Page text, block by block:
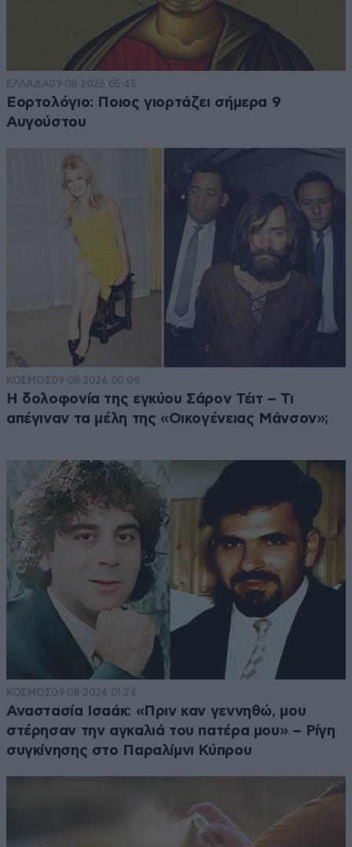
ΕΛΛΑΔΑ09·08·2026 05:45
Εορτολόγιο: Ποιος γιορτάζει σήμερα 9
Αυγούστου
ΚΟΣΜΟΣ09·08·2026 00:09
Η δολοφονία της εγκύου Σάρον Τέιτ – Τι
απέγιναν τα μέλη της «Οικογένειας Μάνσον»;
ΚΟΣΜΟΣ09·08·2026 01:24
Αναστασία Ισαάκ: «Πριν καν γεννηθώ, μου
στέρησαν την αγκαλιά του πατέρα μου» – Ρίγη
συγκίνησης στο Παραλίμνι Κύπρου